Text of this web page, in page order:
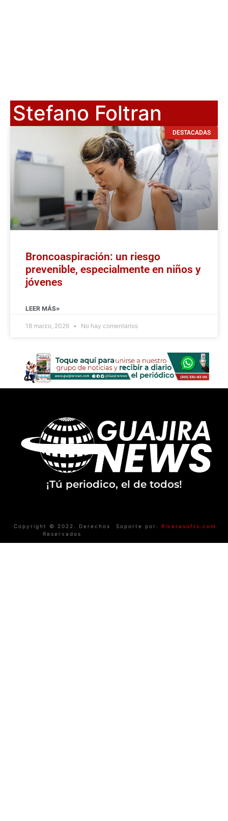
Stefano Foltran
DESTACADAS
Broncoaspiración: un riesgo
prevenible, especialmente en niños y
jóvenes
LEER MÁS»
18 marzo, 2026 No hay comentarios
¡Tú periodico, el de todos!
Copyright © 2022. Derechos
Reservados
Soporte por: Riverasofts.com